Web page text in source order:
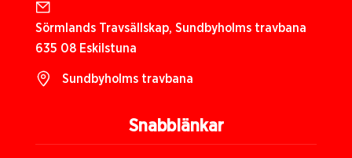
Snabblänkar
Sörmlands Travsällskap, Sundbyholms travbana
635 08 Eskilstuna
Sundbyholms travbana